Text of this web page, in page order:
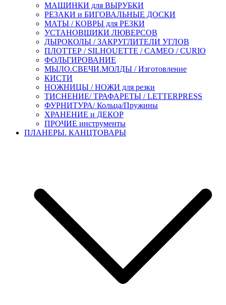
МАШИНКИ для ВЫРУБКИ
РЕЗАКИ и БИГОВАЛЬНЫЕ ДОСКИ
МАТЫ / КОВРЫ для РЕЗКИ
УСТАНОВЩИКИ ЛЮВЕРСОВ
ДЫРОКОЛЫ / ЗАКРУГЛИТЕЛИ УГЛОВ
ПЛОТТЕР / SILHOUETTE / CAMEO / CURIO
ФОЛЬГИРОВАНИЕ
МЫЛО.СВЕЧИ.МОЛДЫ / Изготовление
КИСТИ
НОЖНИЦЫ / НОЖИ для резки
ТИСНЕНИЕ/ ТРАФАРЕТЫ / LETTERPRESS
ФУРНИТУРА/ Кольца/Пружины
ХРАНЕНИЕ и ДЕКОР
ПРОЧИЕ инструменты
ПЛАНЕРЫ. КАНЦТОВАРЫ